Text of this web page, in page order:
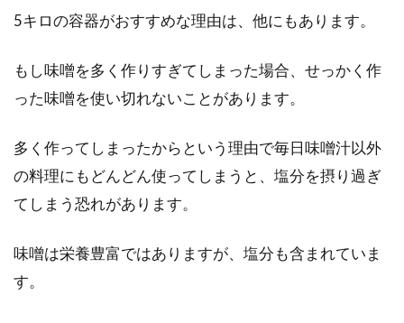
突然ですが、ここで質問です。みなさんは、ど
みなさんの夕飯のおかずの定番は？
ランキングにしてみました
夕飯の献立を毎日考えるのは大変ですね。1日
5キロの容器がおすすめな理由は、他にもあります。
もし味噌を多く作りすぎてしまった場合、せっかく作
った味噌を使い切れないことがあります。
多く作ってしまったからという理由で毎日味噌汁以外
の料理にもどんどん使ってしまうと、塩分を摂り過ぎ
てしまう恐れがあります。
味噌は栄養豊富ではありますが、塩分も含まれていま
す。